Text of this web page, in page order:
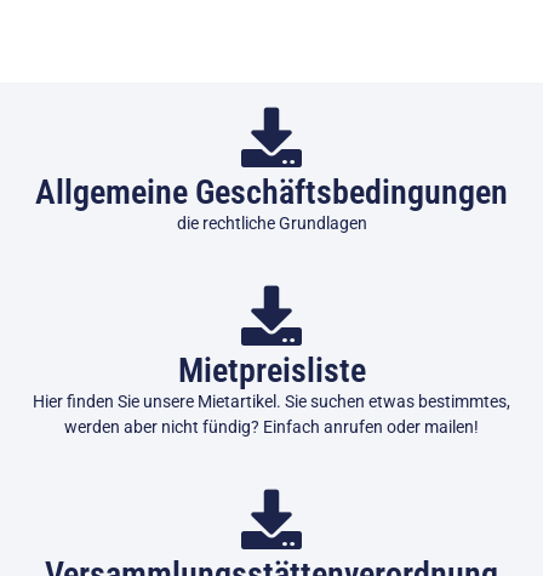
Allgemeine Geschäftsbedingungen
die rechtliche Grundlagen
Mietpreisliste
Hier finden Sie unsere Mietartikel. Sie suchen etwas bestimmtes,
werden aber nicht fündig? Einfach anrufen oder mailen!